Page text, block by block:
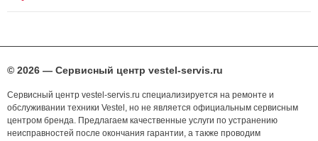
© 2026 — Сервисный центр vestel-servis.ru
Сервисный центр vestel-servis.ru специализируется на ремонте и
обслуживании техники Vestel, но не является официальным сервисным
центром бренда. Предлагаем качественные услуги по устранению
неисправностей после окончания гарантии, а также проводим